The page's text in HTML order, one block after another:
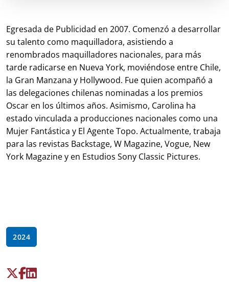
Egresada de Publicidad en 2007. Comenzó a desarrollar
su talento como maquilladora, asistiendo a
renombrados maquilladores nacionales, para más
tarde radicarse en Nueva York, moviéndose entre Chile,
la Gran Manzana y Hollywood. Fue quien acompañó a
las delegaciones chilenas nominadas a los premios
Oscar en los últimos años. Asimismo, Carolina ha
estado vinculada a producciones nacionales como una
Mujer Fantástica y El Agente Topo. Actualmente, trabaja
para las revistas Backstage, W Magazine, Vogue, New
York Magazine y en Estudios Sony Classic Pictures.
2024